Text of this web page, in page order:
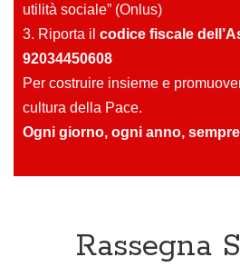
utilità sociale” (Onlus)
3. Riporta il codice fiscale
92034450608
Per costruire insieme e
cultura della Pace.
Ogni giorno, ogni anno,
Rassegna